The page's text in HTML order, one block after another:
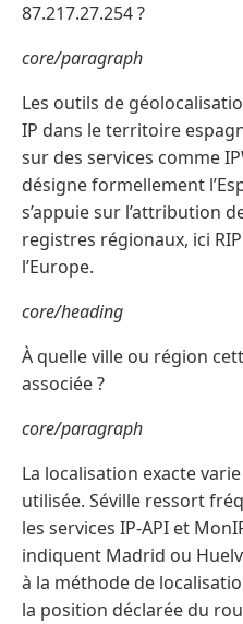
87.217.27.254 ?
core/paragraph
Les outils de
IP dans le territoire
sur des services comme
désigne formellement
s’appuie sur l’attribution
registres régionaux, ici
l’Europe.
core/heading
À quelle ville ou région
associée ?
core/paragraph
La localisation exacte
utilisée. Séville ressort
les services IP-API et
indiquent Madrid ou
à la méthode de
la position déclarée du